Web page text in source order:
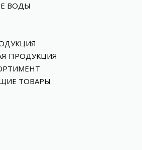
ВОДЫ
ПРОДУКЦИЯ
ТОВАРЫ